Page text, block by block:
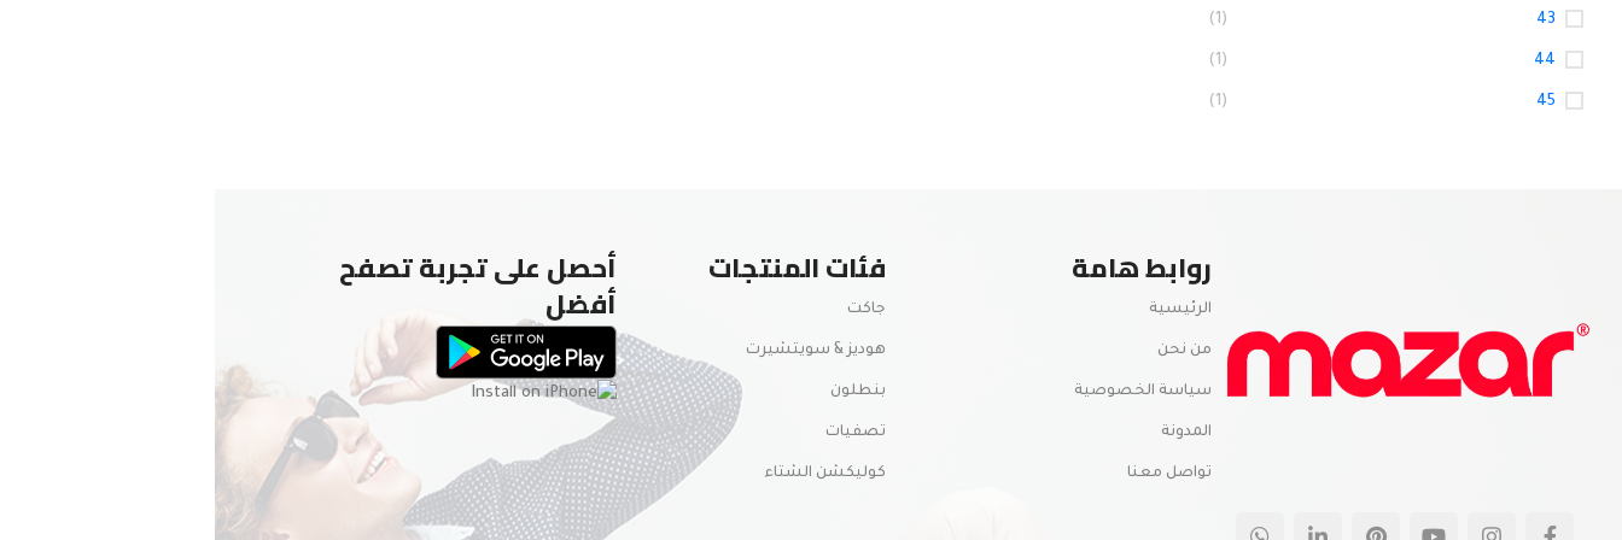
43
(1)
44
(1)
45
(1)
روابط هامة
الرئيسية
من نحن
سياسة الخصوصية
المدونة
تواصل معنا
فئات المنتجات
جاكت
هوديز & سويتشيرت
بنطلون
تصفيات
كوليكشن الشتاء
أحصل على تجربة تصفح
أفضل